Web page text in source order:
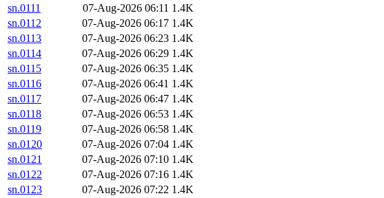
sn.0111
07-Aug-2026 06:11 1.4K
sn.0112
07-Aug-2026 06:17 1.4K
sn.0113
07-Aug-2026 06:23 1.4K
sn.0114
07-Aug-2026 06:29 1.4K
sn.0115
07-Aug-2026 06:35 1.4K
sn.0116
07-Aug-2026 06:41 1.4K
sn.0117
07-Aug-2026 06:47 1.4K
sn.0118
07-Aug-2026 06:53 1.4K
sn.0119
07-Aug-2026 06:58 1.4K
sn.0120
07-Aug-2026 07:04 1.4K
sn.0121
07-Aug-2026 07:10 1.4K
sn.0122
07-Aug-2026 07:16 1.4K
sn.0123
07-Aug-2026 07:22 1.4K